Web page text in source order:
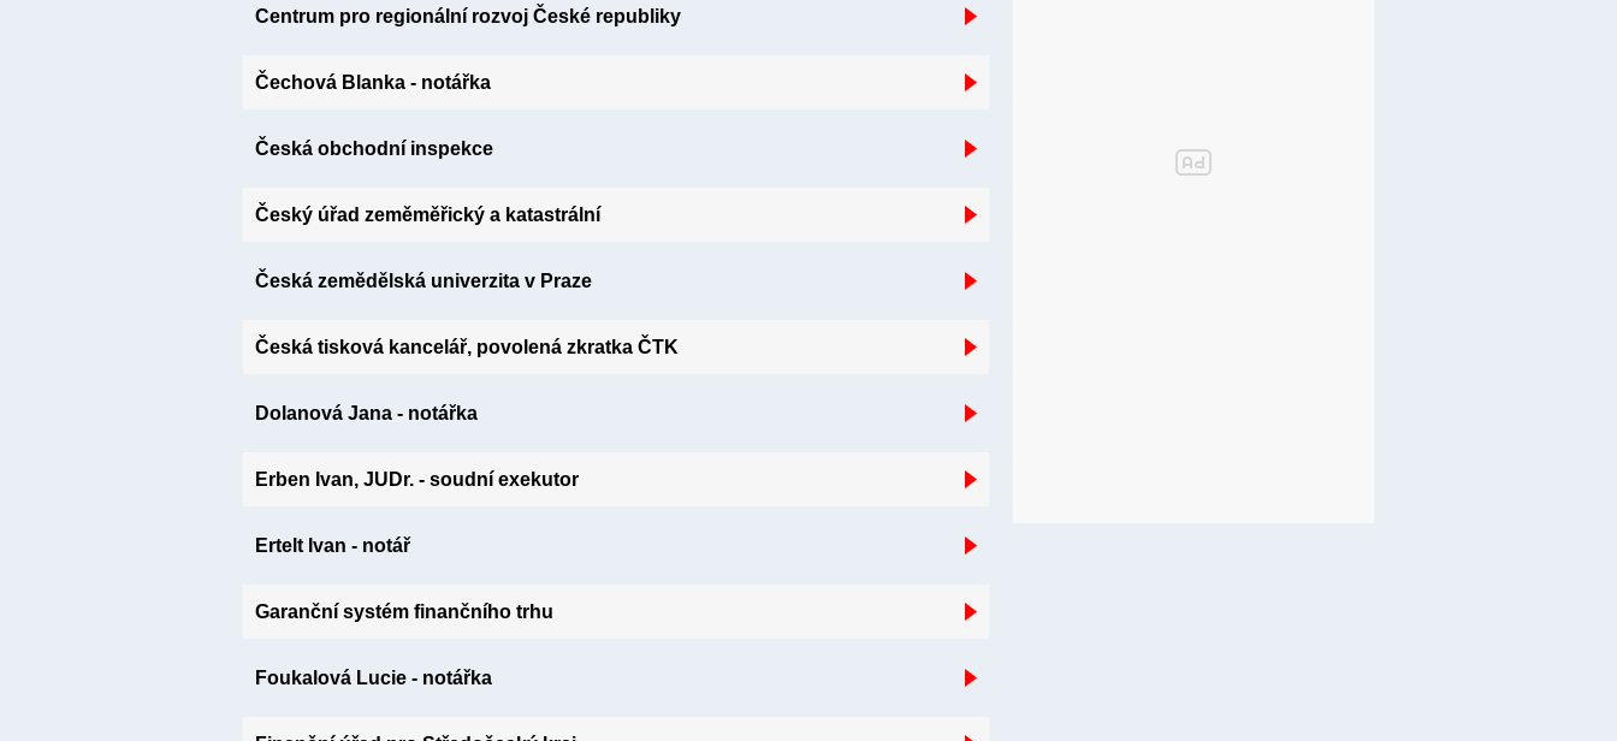
Centrum pro regionální rozvoj České republiky
Čechová Blanka - notářka
Česká obchodní inspekce
Český úřad zeměměřický a katastrální
Česká zemědělská univerzita v Praze
Česká tisková kancelář, povolená zkratka ČTK
Dolanová Jana - notářka
Erben Ivan, JUDr. - soudní exekutor
Ertelt Ivan - notář
Garanční systém finančního trhu
Foukalová Lucie - notářka